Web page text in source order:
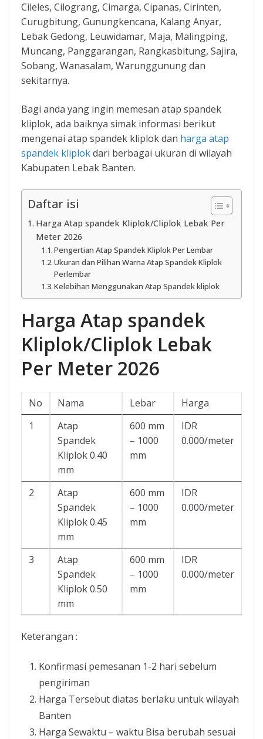
Cileles, Cilograng, Cimarga, Cipanas, Cirinten,
Curugbitung, Gunungkencana, Kalang Anyar,
Lebak Gedong, Leuwidamar, Maja, Malingping,
Muncang, Panggarangan, Rangkasbitung, Sajira,
Sobang, Wanasalam, Warunggunung dan
sekitarnya.
Bagi anda yang ingin memesan atap spandek
kliplok, ada baiknya simak informasi berikut
mengenai atap spandek kliplok dan harga atap
spandek kliplokdari berbagai ukuran di wilayah
Kabupaten Lebak Banten.
Daftar isi
Harga Atap spandek Kliplok/Cliplok Lebak Per
Meter 2026
Pengertian Atap Spandek Kliplok Per Lembar
Ukuran dan Pilihan Warna Atap Spandek Kliplok
Perlembar
Kelebihan Menggunakan Atap Spandek kliplok
Harga Atap spandek
Kliplok/Cliplok Lebak
Per Meter 2026
No Nama Lebar
Harga
1
Atap
Spandek
Kliplok 0.40
mm
600 mm
– 1000
mm
IDR
0.000/meter
2
Atap
Spandek
Kliplok 0.45
mm
600 mm
– 1000
mm
IDR
0.000/meter
3
Atap
Spandek
Kliplok 0.50
mm
600 mm
– 1000
mm
IDR
0.000/meter
Keterangan :
Konfirmasi pemesanan 1-2 hari sebelum
pengiriman
Harga Tersebut diatas berlaku untuk wilayah
Banten
Harga Sewaktu – waktu Bisa berubah sesuai